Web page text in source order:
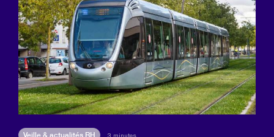
Veille & actualités RH 3 minutes